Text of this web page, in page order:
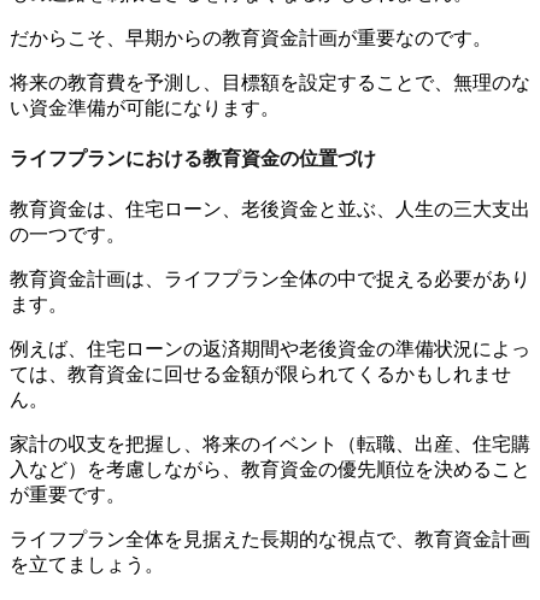
だからこそ、早期からの教育資金計画が重要なのです。
将来の教育費を予測し、目標額を設定することで、無理のな
い資金準備が可能になります。
ライフプランにおける教育資金の位置づけ
教育資金は、住宅ローン、老後資金と並ぶ、人生の三大支出
の一つです。
教育資金計画は、ライフプラン全体の中で捉える必要があり
ます。
例えば、住宅ローンの返済期間や老後資金の準備状況によっ
ては、教育資金に回せる金額が限られてくるかもしれませ
ん。
家計の収支を把握し、将来のイベント（転職、出産、住宅購
入など）を考慮しながら、教育資金の優先順位を決めること
が重要です。
ライフプラン全体を見据えた長期的な視点で、教育資金計画
を立てましょう。